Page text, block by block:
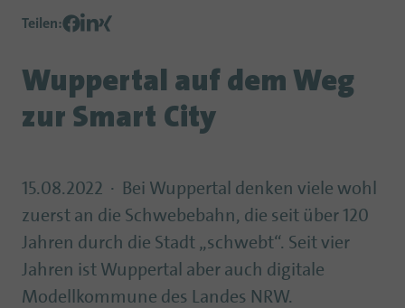
Teilen:
Wuppertal auf dem Weg
zur Smart City
15.08.2022
Bei Wuppertal denken viele wohl
zuerst an die Schwebebahn, die seit über 120
Jahren durch die Stadt „schwebt“. Seit vier
Jahren ist Wuppertal aber auch digitale
Modellkommune des Landes NRW.